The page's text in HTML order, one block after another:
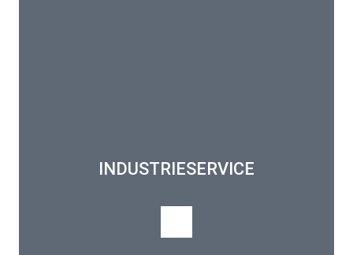
INDUSTRIESERVICE